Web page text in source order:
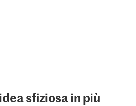
sfiziosa in più